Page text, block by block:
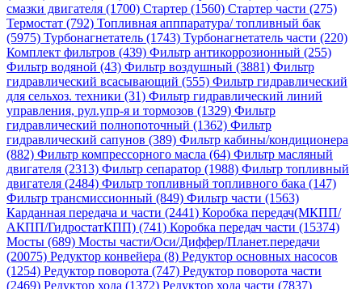
смазки двигателя (1700) Стартер (1560) Стартер части (275)
Термостат (792) Топливная апппаратура/ топливный бак
(5975) Турбонагнетатель (1743) Турбонагнетатель части (220)
Комплект фильтров (439) Фильтр антикоррозионный (255)
Фильтр водяной (43) Фильтр воздушный (3881) Фильтр
гидравлический всасывающий (555) Фильтр гидравлический
для сельхоз. техники (31) Фильтр гидравлический линий
управления, рул.упр-я и тормозов (1329) Фильтр
гидравлический полнопоточный (1362) Фильтр
гидравлический сапунов (389) Фильтр кабины/кондиционера
(882) Фильтр компрессорного масла (64) Фильтр масляный
двигателя (2313) Фильтр сепаратор (1988) Фильтр топливный
двигателя (2484) Фильтр топливный топливного бака (147)
Фильтр трансмиссионный (849) Фильтр части (1563)
Карданная передача и части (2441) Коробка передач(МКПП/
АКПП/ГидростатКПП) (741) Коробка передач части (15374)
Мосты (689) Мосты части/Оси/Диффер/Планет.передачи
(20075) Редуктор конвейера (8) Редуктор основных насосов
(1254) Редуктор поворота (747) Редуктор поворота части
(2469) Редуктор хода (1372) Редуктор хода части (7837)